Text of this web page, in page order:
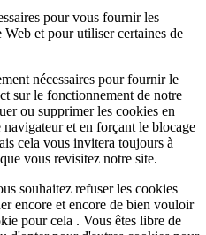
pour vous fournir les
et pour utiliser certaines de
nécessaires pour fournir le
sur le fonctionnement de notre
ou supprimer les cookies en
et en forçant le blocage
cela vous invitera toujours à
vous revisitez notre site.
souhaitez refuser les cookies
encore et encore de bien vouloir
pour cela . Vous êtes libre de